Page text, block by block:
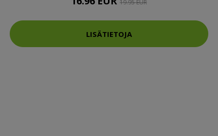
19.95 EUR
LISÄTIETOJA